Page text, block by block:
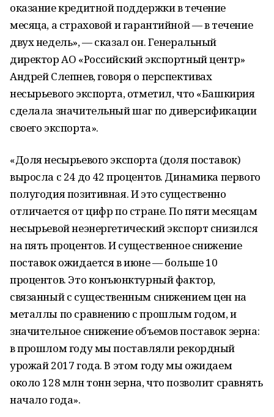
оказание кредитной поддержки в течение
месяца, а страховой и гарантийной — в течение
двух недель», — сказал он. Генеральный
директор АО «Российский экспортный центр»
Андрей Слепнев, говоря о перспективах
несырьевого экспорта, отметил, что «Башкирия
сделала значительный шаг по диверсификации
своего экспорта».
«Доля несырьевого экспорта (доля поставок)
выросла с 24 до 42 процентов. Динамика первого
полугодия позитивная. И это существенно
отличается от цифр по стране. По пяти месяцам
несырьевой неэнергетический экспорт снизился
на пять процентов. И существенное снижение
поставок ожидается в июне — больше 10
процентов. Это конъюнктурный фактор,
связанный с существенным снижением цен на
металлы по сравнению с прошлым годом, и
значительное снижение объемов поставок зерна:
в прошлом году мы поставляли рекордный
урожай 2017 года. В этом году мы ожидаем
около 128 млн тонн зерна, что позволит сравнять
начало года».